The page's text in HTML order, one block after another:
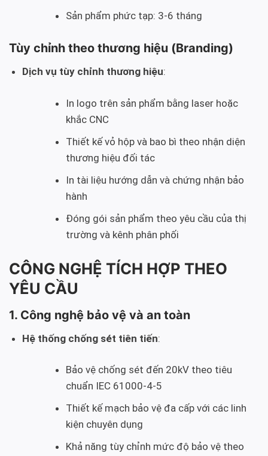
Sản phẩm phức tạp: 3-6 tháng
Tùy chỉnh theo thương hiệu (Branding)
Dịch vụ tùy chỉnh thương hiệu:
In logo trên sản phẩm bằng laser hoặc
khắc CNC
Thiết kế vỏ hộp và bao bì theo nhận diện
thương hiệu đối tác
In tài liệu hướng dẫn và chứng nhận bảo
hành
Đóng gói sản phẩm theo yêu cầu của thị
trường và kênh phân phối
CÔNG NGHỆ TÍCH HỢP THEO
YÊU CẦU
1. Công nghệ bảo vệ và an toàn
Hệ thống chống sét tiên tiến:
Bảo vệ chống sét đến 20kV theo tiêu
chuẩn IEC 61000-4-5
Thiết kế mạch bảo vệ đa cấp với các linh
kiện chuyên dụng
Khả năng tùy chỉnh mức độ bảo vệ theo